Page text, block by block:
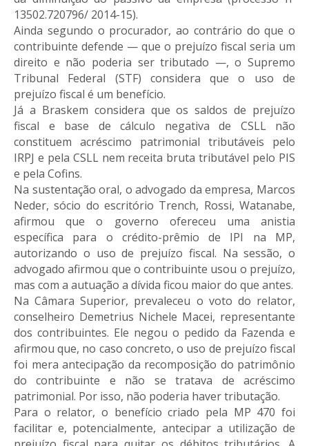
13502.720796/ 2014-15).
Ainda segundo o procurador, ao contrário do que o
contribuinte defende — que o prejuízo fiscal seria um
direito e não poderia ser tributado —, o Supremo
Tribunal Federal (STF) considera que o uso de
prejuízo fiscal é um benefício.
Já a Braskem considera que os saldos de prejuízo
fiscal e base de cálculo negativa de CSLL não
constituem acréscimo patrimonial tributáveis pelo
IRPJ e pela CSLL nem receita bruta tributável pelo PIS
e pela Cofins.
Na sustentação oral, o advogado da empresa, Marcos
Neder, sócio do escritório Trench, Rossi, Watanabe,
afirmou que o governo ofereceu uma anistia
específica para o crédito-prêmio de IPI na MP,
autorizando o uso de prejuízo fiscal. Na sessão, o
advogado afirmou que o contribuinte usou o prejuízo,
mas com a autuação a dívida ficou maior do que antes.
Na Câmara Superior, prevaleceu o voto do relator,
conselheiro Demetrius Nichele Macei, representante
dos contribuintes. Ele negou o pedido da Fazenda e
afirmou que, no caso concreto, o uso de prejuízo fiscal
foi mera antecipação da recomposição do patrimônio
do contribuinte e não se tratava de acréscimo
patrimonial. Por isso, não poderia haver tributação.
Para o relator, o benefício criado pela MP 470 foi
facilitar e, potencialmente, antecipar a utilização de